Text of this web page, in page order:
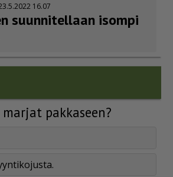
16.07
suunnitellaan isompi
pakkaseen?